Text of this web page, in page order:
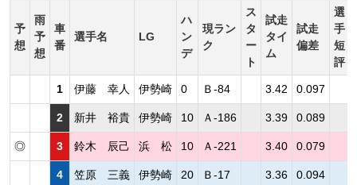
予
想
雨
予
想
車
番
選手名 LG
ハ
ン
デ
現ラン
ク
ス
タ
ー
ト
試走
タイ
ム
試走
偏差
選
手
短
評
1 伊藤 幸人 伊勢崎 0 Ｂ-84 3.42 0.097
2 新井 裕貴 伊勢崎 10 Ａ-186 3.39 0.089
◎ 3 鈴木 辰己 浜 松 10 Ａ-221 3.40 0.079
4 笠原 三義 伊勢崎 20 Ｂ-17 3.36 0.094